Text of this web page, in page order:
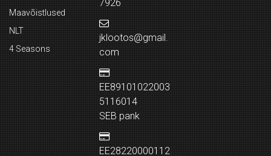
Maavõistlused
NLT
4 Seasons
7926
jklootos@gmail.
com
EE89101022003
5116014
SEB pank
EE28220000112